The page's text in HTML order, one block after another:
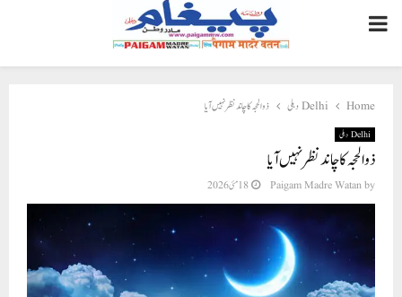
PRIMARY
MENU
Home Delhi دہلی ذوالحجہ کا چاندنظر نہیں آیا
Delhi دہلی
ذوالحجہ کا چاندنظر نہیں آیا
by
Paigam Madre Watan 18 مئی 2026